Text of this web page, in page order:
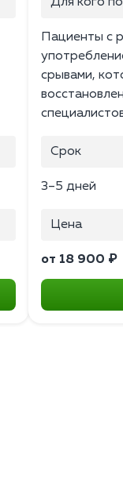
Пациенты с
срывами,
Срок
3–5 дней
Цена
от 18 900 ₽